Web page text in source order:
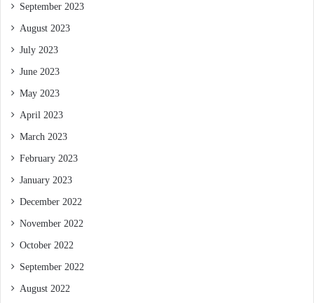
September 2023
August 2023
July 2023
June 2023
May 2023
April 2023
March 2023
February 2023
January 2023
December 2022
November 2022
October 2022
September 2022
August 2022